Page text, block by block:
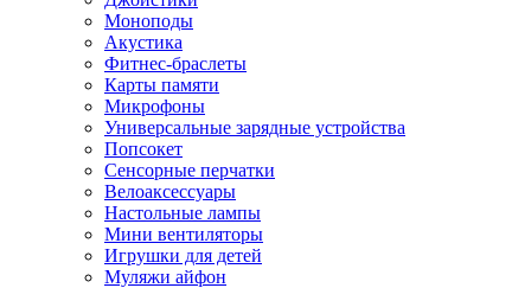
Моноподы
Акустика
Фитнес-браслеты
Карты памяти
Микрофоны
Универсальные зарядные устройства
Попсокет
Сенсорные перчатки
Велоаксессуары
Настольные лампы
Мини вентиляторы
Игрушки для детей
Муляжи айфон